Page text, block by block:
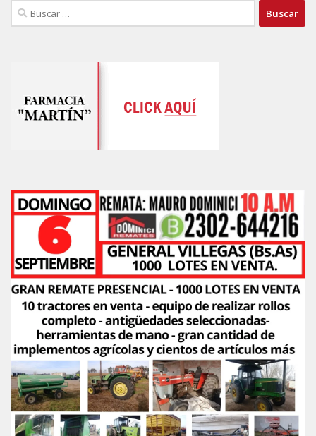
Buscar: